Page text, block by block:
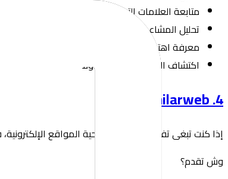
متابعة العلامات التجارية
تحليل المشاعر
معرفة اهتمامات الجمهور
اكتشاف المواضيع الأكثر تداولًا
4. Similarweb
إذا كنت تبغى تفهم السوق من ناحية المواقع
وش تقدم؟